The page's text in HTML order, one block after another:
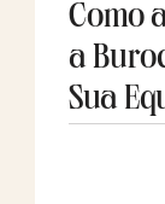
Como
a
Sua